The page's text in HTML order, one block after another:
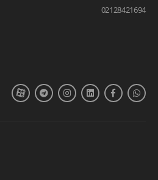
02128421694